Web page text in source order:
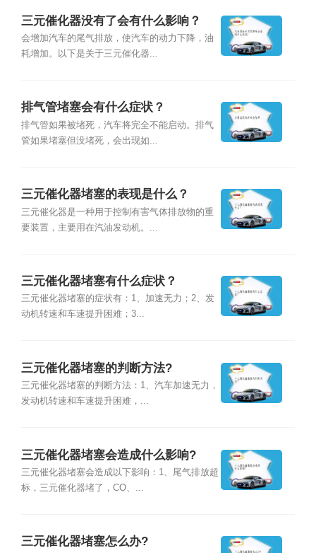
三元催化器没有了会有什么影响？
会增加汽车的尾气排放，使汽车的动力下降，油
耗增加。以下是关于三元催化器...
排气管堵塞会有什么症状？
排气管如果被堵死，汽车将完全不能启动。排气
管如果堵塞但没堵死，会出现如...
三元催化器堵塞的表现是什么？
三元催化器是一种用于控制有害气体排放物的重
要装置，主要用在汽油发动机。...
三元催化器堵塞有什么症状？
三元催化器堵塞的症状有：1、加速无力；2、发
动机转速和车速提升困难；3...
三元催化器堵塞的判断方法?
三元催化器堵塞的判断方法：1、汽车加速无力，
发动机转速和车速提升困难，...
三元催化器堵塞会造成什么影响?
三元催化器堵塞会造成以下影响：1、尾气排放超
标，三元催化器堵了，CO、...
三元催化器堵塞怎么办?